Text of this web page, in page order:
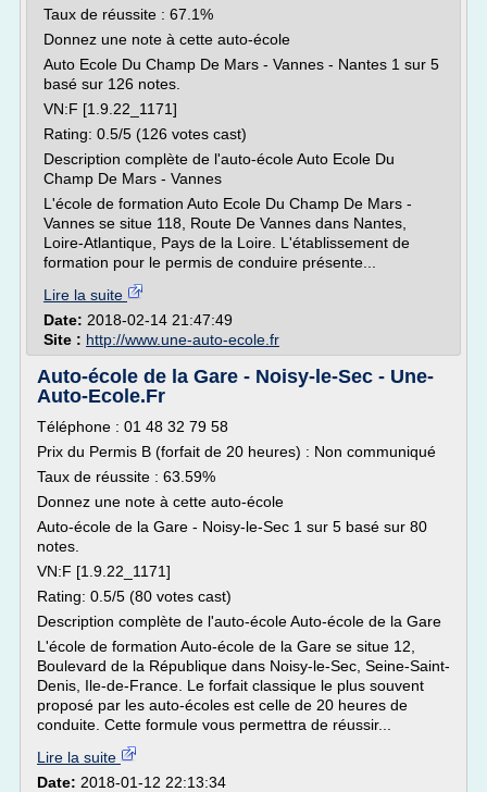
Taux de réussite : 67.1%
Donnez une note à cette auto-école
Auto Ecole Du Champ De Mars - Vannes - Nantes 1 sur 5
basé sur 126 notes.
VN:F [1.9.22_1171]
Rating: 0.5/5 (126 votes cast)
Description complète de l'auto-école Auto Ecole Du
Champ De Mars - Vannes
L'école de formation Auto Ecole Du Champ De Mars -
Vannes se situe 118, Route De Vannes dans Nantes,
Loire-Atlantique, Pays de la Loire. L'établissement de
formation pour le permis de conduire présente...
Lire la suite
Date: 2018-02-14 21:47:49
Site : http://www.une-auto-ecole.fr
Auto-école de la Gare - Noisy-le-Sec - Une-
Auto-Ecole.Fr
Téléphone : 01 48 32 79 58
Prix du Permis B (forfait de 20 heures) : Non communiqué
Taux de réussite : 63.59%
Donnez une note à cette auto-école
Auto-école de la Gare - Noisy-le-Sec 1 sur 5 basé sur 80
notes.
VN:F [1.9.22_1171]
Rating: 0.5/5 (80 votes cast)
Description complète de l'auto-école Auto-école de la Gare
L'école de formation Auto-école de la Gare se situe 12,
Boulevard de la République dans Noisy-le-Sec, Seine-Saint-
Denis, Ile-de-France. Le forfait classique le plus souvent
proposé par les auto-écoles est celle de 20 heures de
conduite. Cette formule vous permettra de réussir...
Lire la suite
Date: 2018-01-12 22:13:34